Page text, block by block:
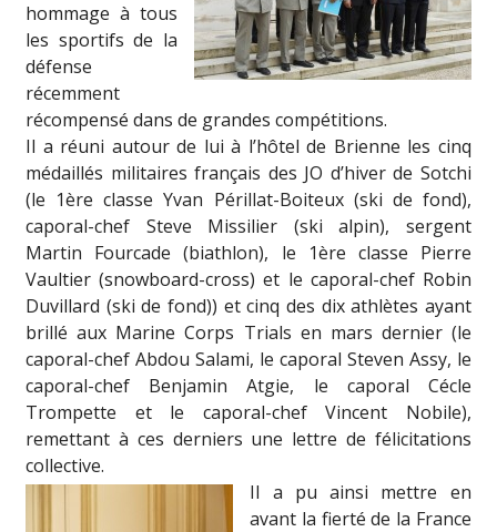
hommage à tous
les sportifs de la
défense
récemment
récompensé dans de grandes compétitions.
Il a réuni autour de lui à l’hôtel de Brienne les cinq
médaillés militaires français des JO d’hiver de Sotchi
(le 1ère classe Yvan Périllat-Boiteux (ski de fond),
caporal-chef Steve Missilier (ski alpin), sergent
Martin Fourcade (biathlon), le 1ère classe Pierre
Vaultier (snowboard-cross) et le caporal-chef Robin
Duvillard (ski de fond)) et cinq des dix athlètes ayant
brillé aux Marine Corps Trials en mars dernier (le
caporal-chef Abdou Salami, le caporal Steven Assy, le
caporal-chef Benjamin Atgie, le caporal Cécle
Trompette et le caporal-chef Vincent Nobile),
remettant à ces derniers une lettre de félicitations
collective.
Il a pu ainsi mettre en
avant la fierté de la France